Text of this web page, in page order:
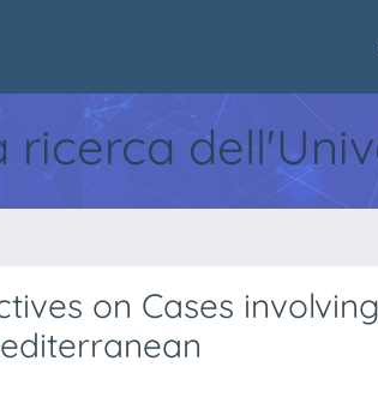
on Cases